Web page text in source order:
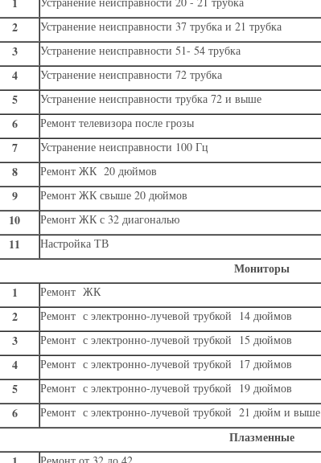
2 Устранение неисправности 37 трубка и 21 трубка
3 Устранение неисправности 51- 54 трубка
4 Устранение неисправности 72 трубка
5 Устранение неисправности трубка 72 и выше
6 Ремонт телевизора после грозы
7 Устранение неисправности 100 Гц
8 Ремонт ЖК 20 дюймов
9 Ремонт ЖК свыше 20 дюймов
10 Ремонт ЖК с 32 диагональю
11 Настройка ТВ
Мониторы
1
Ремонт ЖК
2 Ремонт с электронно-лучевой трубкой 14 дюймов
3 Ремонт с электронно-лучевой трубкой 15 дюймов
4 Ремонт с электронно-лучевой трубкой 17 дюймов
5 Ремонт с электронно-лучевой трубкой 19 дюймов
6 Ремонт с электронно-лучевой трубкой 21 дюйм и выше
Плазменные